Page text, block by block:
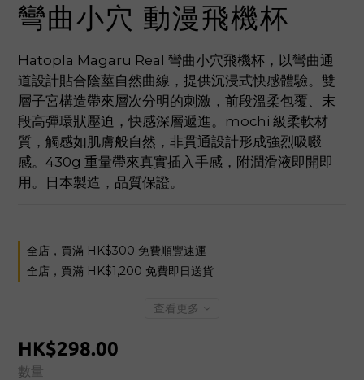
彎曲小穴 動漫飛機杯
Hatopla Magaru Real 彎曲小穴飛機杯，以彎曲通
道設計貼合陰莖自然曲線，提供沉浸式快感體驗。雙
層子宮構造帶來層次分明的刺激，前段溫柔包覆、末
段高彈環狀壓迫，快感深層遞進。mochi 級柔軟材
質，觸感如肌膚般自然，非貫通設計形成強烈吸啜
感。430g 重量帶來真實插入手感，附潤滑液即開即
用。日本製造，品質保證。
全店，買滿 HK$300 免費順豐速運
全店，買滿 HK$1,200 免費即日送貨
查看更多
HK$298.00
數量